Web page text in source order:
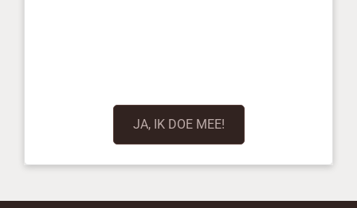
JA, IK DOE MEE!